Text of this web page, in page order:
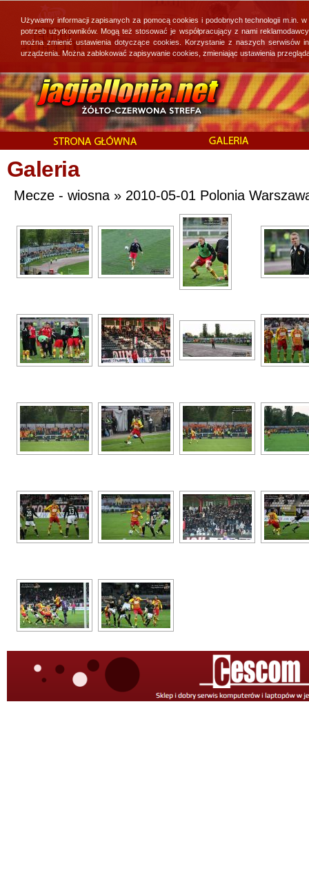
Galeria
Mecze - wiosna » 2010-05-01 Polonia
Używamy informacji zapisanych za pomocą cookies i podobnych technologii
potrzeb użytkowników. Mogą też stosować je współpracujący z nami
można zmienić ustawienia dotyczące cookies. Korzystanie z naszych
urządzenia. Można zablokować zapisywanie cookies, zmieniając ustawienia